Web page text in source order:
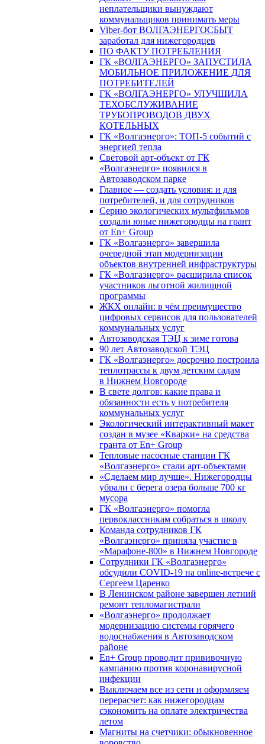
неплательщики вынуждают
коммунальщиков принимать меры
Viber-бот ВОЛГАЭНЕРГОСБЫТ
заработал для нижегородцев
ПО ФАКТУ ПОТРЕБЛЕНИЯ
ГК «ВОЛГАЭНЕРГО» ЗАПУСТИЛА
МОБИЛЬНОЕ ПРИЛОЖЕНИЕ ДЛЯ
ПОТРЕБИТЕЛЕЙ
ГК «ВОЛГАЭНЕРГО» УЛУЧШИЛА
ТЕХОБСЛУЖИВАНИЕ
ТРУБОПРОВОДОВ ДВУХ
КОТЕЛЬНЫХ
ГК «Волгаэнерго»: ТОП-5 событий с
энергией тепла
Световой арт-объект от ГК
«Волгаэнерго» появился в
Автозаводском парке
Главное — создать условия: и для
потребителей, и для сотрудников
Серию экологических мультфильмов
создали юные нижегородцы на грант
от En+ Group
ГК «Волгаэнерго» завершила
очередной этап модернизации
объектов внутренней инфраструктуры
ГК «Волгаэнерго» расширила список
участников льготной жилищной
программы
ЖКХ онлайн: в чём преимущество
цифровых сервисов для пользователей
коммунальных услуг
Автозаводская ТЭЦ к зиме готова
90 лет Автозаводской ТЭЦ
ГК «Волгаэнерго» досрочно построила
теплотрассы к двум детским садам
в Нижнем Новгороде
В свете долгов: какие права и
обязанности есть у потребителя
коммунальных услуг
Экологический интерактивный макет
создан в музее «Кварки» на средства
гранта от En+ Group
Тепловые насосные станции ГК
«Волгаэнерго» стали арт-объектами
«Сделаем мир лучше». Нижегородцы
убрали с берега озера больше 700 кг
мусора
ГК «Волгаэнерго» помогла
первоклассникам собраться в школу
Команда сотрудников ГК
«Волгаэнерго» приняла участие в
«Марафоне-800» в Нижнем Новгороде
Сотрудники ГК «Волгаэнерго»
обсудили COVID-19 на online-встрече с
Сергеем Царенко
В Ленинском районе завершен летний
ремонт тепломагистрали
«Волгаэнерго» продолжает
модернизацию системы горячего
водоснабжения в Автозаводском
районе
En+ Group проводит прививочную
кампанию против коронавирусной
инфекции
Выключаем все из сети и оформляем
перерасчет: как нижегородцам
сэкономить на оплате электричества
летом
Магниты на счетчики: обыкновенное